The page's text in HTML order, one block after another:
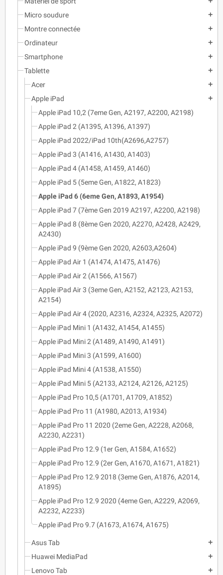
Micro soudure add
Montre connectée add
Ordinateur add
Smartphone add
Tablette add
Acer add
Apple iPad add
Apple iPad 10,2 (7eme Gen, A2197, A2200, A2198)
Apple iPad 2 (A1395, A1396, A1397)
Apple iPad 2022/iPad 10th(A2696,A2757)
Apple iPad 3 (A1416, A1430, A1403)
Apple iPad 4 (A1458, A1459, A1460)
Apple iPad 5 (5eme Gen, A1822, A1823)
Apple iPad 6 (6eme Gen, A1893, A1954)
Apple iPad 7 (7ème Gen 2019 A2197, A2200, A2198)
Apple iPad 8 (8ème Gen 2020, A2270, A2428, A2429,
A2430)
Apple iPad 9 (9ème Gen 2020, A2603,A2604)
Apple iPad Air 1 (A1474, A1475, A1476)
Apple iPad Air 2 (A1566, A1567)
Apple iPad Air 3 (3eme Gen, A2152, A2123, A2153,
A2154)
Apple iPad Air 4 (2020, A2316, A2324, A2325, A2072)
Apple iPad Mini 1 (A1432, A1454, A1455)
Apple iPad Mini 2 (A1489, A1490, A1491)
Apple iPad Mini 3 (A1599, A1600)
Apple iPad Mini 4 (A1538, A1550)
Apple iPad Mini 5 (A2133, A2124, A2126, A2125)
Apple iPad Pro 10,5 (A1701, A1709, A1852)
Apple iPad Pro 11 (A1980, A2013, A1934)
Apple iPad Pro 11 2020 (2eme Gen, A2228, A2068,
A2230, A2231)
Apple iPad Pro 12.9 (1er Gen, A1584, A1652)
Apple iPad Pro 12.9 (2er Gen, A1670, A1671, A1821)
Apple iPad Pro 12.9 2018 (3eme Gen, A1876, A2014,
A1895)
Apple iPad Pro 12.9 2020 (4eme Gen, A2229, A2069,
A2232, A2233)
Apple iPad Pro 9.7 (A1673, A1674, A1675)
Asus Tab add
Huawei MediaPad add
Lenovo Tab add